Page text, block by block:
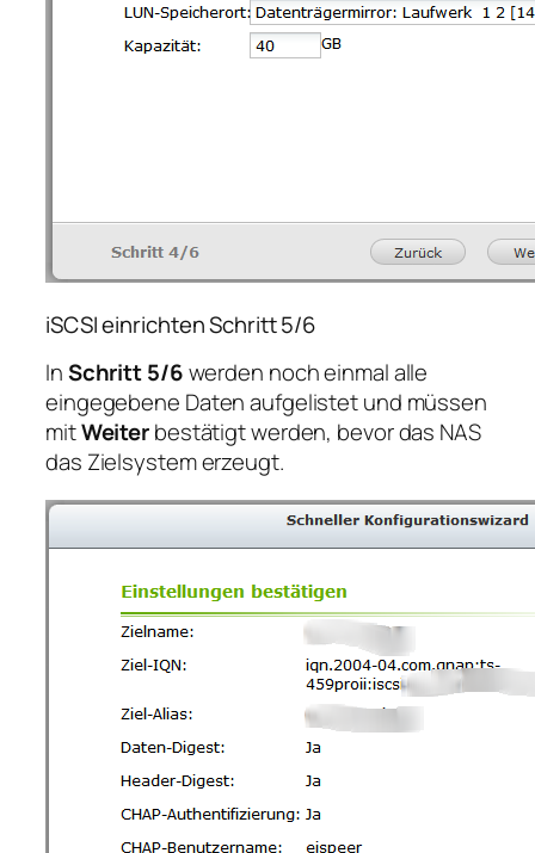
iSCSI einrichten Schritt 5/6
InSchritt 5/6werden noch einmal alle
eingegebene Daten aufgelistet und müssen
mitWeiterbestätigt werden, bevor das NAS
das Zielsystem erzeugt.